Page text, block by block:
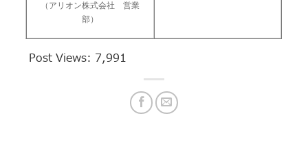
（アリオン株式会社 営業
部）
Post Views: 7,991